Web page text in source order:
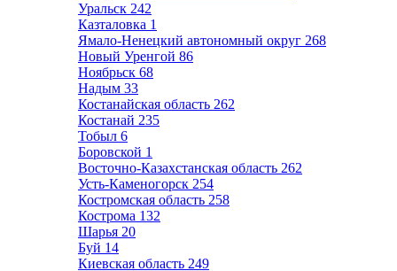
Уральск 242
Казталовка 1
Ямало-Ненецкий автономный округ 268
Новый Уренгой 86
Ноябрьск 68
Надым 33
Костанайская область 262
Костанай 235
Тобыл 6
Боровской 1
Восточно-Казахстанская область 262
Усть-Каменогорск 254
Костромская область 258
Кострома 132
Шарья 20
Буй 14
Киевская область 249